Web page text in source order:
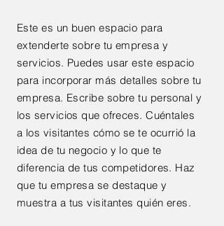
Este es un buen espacio para
extenderte sobre tu empresa y
servicios. Puedes usar este espacio
para incorporar más detalles sobre tu
empresa. Escribe sobre tu personal y
los servicios que ofreces. Cuéntales
a los visitantes cómo se te ocurrió la
idea de tu negocio y lo que te
diferencia de tus competidores. Haz
que tu empresa se destaque y
muestra a tus visitantes quién eres.